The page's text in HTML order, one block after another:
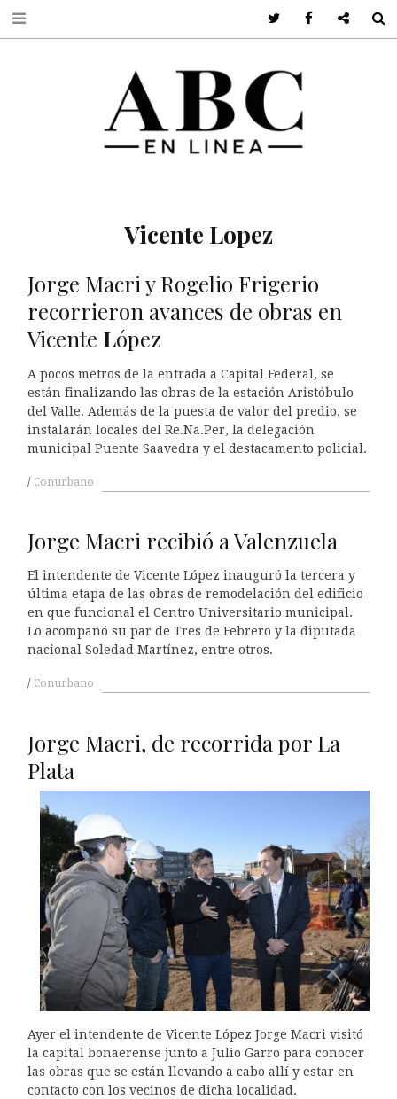
Vicente Lopez
Jorge Macri y Rogelio Frigerio
recorrieron avances de obras en
Vicente López
A pocos metros de la entrada a Capital Federal, se
están finalizando las obras de la estación Aristóbulo
del Valle. Además de la puesta de valor del predio, se
instalarán locales del Re.Na.Per, la delegación
municipal Puente Saavedra y el destacamento policial.
Conurbano
Jorge Macri recibió a Valenzuela
El intendente de Vicente López inauguró la tercera y
última etapa de las obras de remodelación del edificio
en que funcional el Centro Universitario municipal.
Lo acompañó su par de Tres de Febrero y la diputada
nacional Soledad Martínez, entre otros.
Conurbano
Jorge Macri, de recorrida por La
Plata
Ayer el intendente de Vicente López Jorge Macri visitó
la capital bonaerense junto a Julio Garro para conocer
las obras que se están llevando a cabo allí y estar en
contacto con los vecinos de dicha localidad.
Twitter FacebookGoogle +